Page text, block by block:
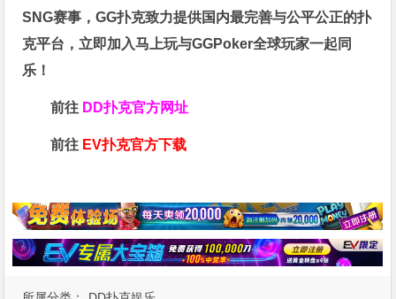
SNG赛事，GG扑克致力提供国内最完善与公平公正的扑
克平台，立即加入马上玩与GGPoker全球玩家一起同
乐！
前往 DD扑克官方网址
前往 EV扑克官方下载